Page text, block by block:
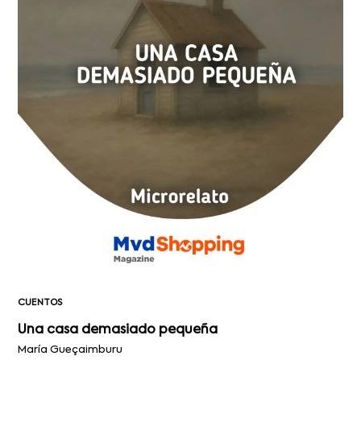
CUENTOS
Una casa demasiado pequeña
María Gueçaimburu